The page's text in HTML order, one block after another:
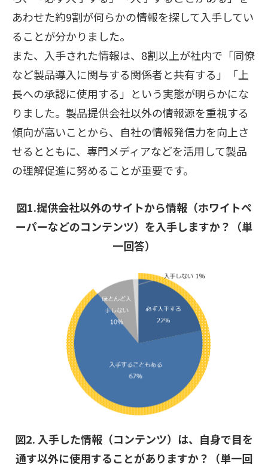
あわせた約9割が何らかの情報を探して入手してい
ることが分かりました。
また、入手された情報は、8割以上が社内で「同僚
など製品導入に関与する関係者と共有する」「上
長への承認に使用する」という実態が明らかにな
りました。製品提供会社以外の情報源を重視する
傾向が高いことから、自社の情報発信力を向上さ
せるとともに、専門メディアなどを活用して製品
の理解促進に努めることが重要です。
図1.提供会社以外のサイトから情報（ホワイトペ
ーパーなどのコンテンツ）を入手しますか？（単
一回答）
図2. 入手した情報（コンテンツ）は、自身で目を
通す以外に使用することがありますか？（単一回